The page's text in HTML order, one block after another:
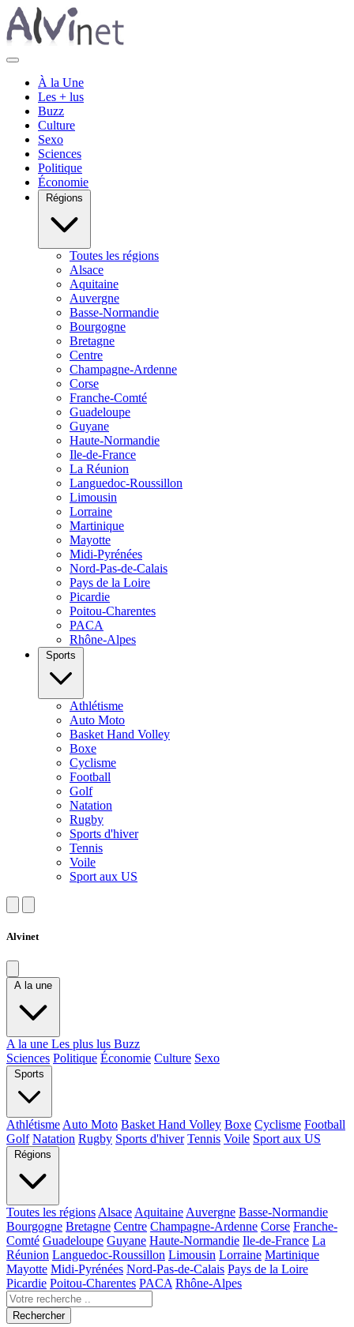
À la Une
Les + lus
Buzz
Culture
Sexo
Sciences
Politique
Économie
Régions
Toutes les régions
Alsace
Aquitaine
Auvergne
Basse-Normandie
Bourgogne
Bretagne
Centre
Champagne-Ardenne
Corse
Franche-Comté
Guadeloupe
Guyane
Haute-Normandie
Ile-de-France
La Réunion
Languedoc-Roussillon
Limousin
Lorraine
Martinique
Mayotte
Midi-Pyrénées
Nord-Pas-de-Calais
Pays de la Loire
Picardie
Poitou-Charentes
PACA
Rhône-Alpes
Sports
Athlétisme
Auto Moto
Basket Hand Volley
Boxe
Cyclisme
Football
Golf
Natation
Rugby
Sports d'hiver
Tennis
Voile
Sport aux US
Alvinet
A la une
A la une Les plus lus Buzz
Sciences Politique Économie Culture Sexo
Sports
Athlétisme Auto Moto Basket Hand Volley Boxe Cyclisme Football
Golf Natation Rugby Sports d'hiver Tennis Voile Sport aux US
Régions
Toutes les régions Alsace Aquitaine Auvergne Basse-Normandie
Bourgogne Bretagne Centre Champagne-Ardenne Corse Franche-
Comté Guadeloupe Guyane Haute-Normandie Ile-de-France La
Réunion Languedoc-Roussillon Limousin Lorraine Martinique
Mayotte Midi-Pyrénées Nord-Pas-de-Calais Pays de la Loire
Picardie Poitou-Charentes PACA Rhône-Alpes
Rechercher